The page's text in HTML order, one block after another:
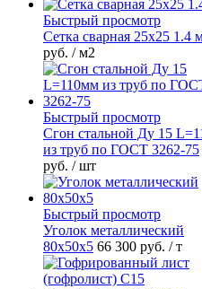
Быстрый просмотр
Сетка сварная 25х25 1.4
руб. / м2
Быстрый просмотр
Сгон стальной Ду 15
из труб по ГОСТ 3262-75
руб. / шт
Быстрый просмотр
Уголок металлический
80х50х5 66 300 руб. / т